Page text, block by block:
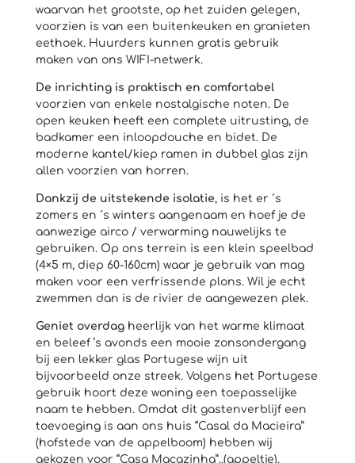
waarvan het grootste, op het zuiden gelegen,
voorzien is van een buitenkeuken en granieten
eethoek. Huurders kunnen gratis gebruik
maken van ons WIFI-netwerk.
De inrichting is praktisch en comfortabel
voorzien van enkele nostalgische noten. De
open keuken heeft een complete uitrusting, de
badkamer een inloopdouche en bidet. De
moderne kantel/kiep ramen in dubbel glas zijn
allen voorzien van horren.
Dankzij de uitstekende isolatie, is het er ´s
zomers en ´s winters aangenaam en hoef je de
aanwezige airco / verwarming nauwelijks te
gebruiken. Op ons terrein is een klein speelbad
(4×5 m, diep 60-160cm) waar je gebruik van mag
maken voor een verfrissende plons. Wil je echt
zwemmen dan is de rivier de aangewezen plek.
Geniet overdagheerlijk van het warme klimaat
en beleef ’s avonds een mooie zonsondergang
bij een lekker glas Portugese wijn uit
bijvoorbeeld onze streek. Volgens het Portugese
gebruik hoort deze woning een toepasselijke
naam te hebben. Omdat dit gastenverblijf een
toevoeging is aan ons huis “Casal da Macieira”
(hofstede van de appelboom) hebben wij
gekozen voor “Casa Maçazinha”..(appeltje).